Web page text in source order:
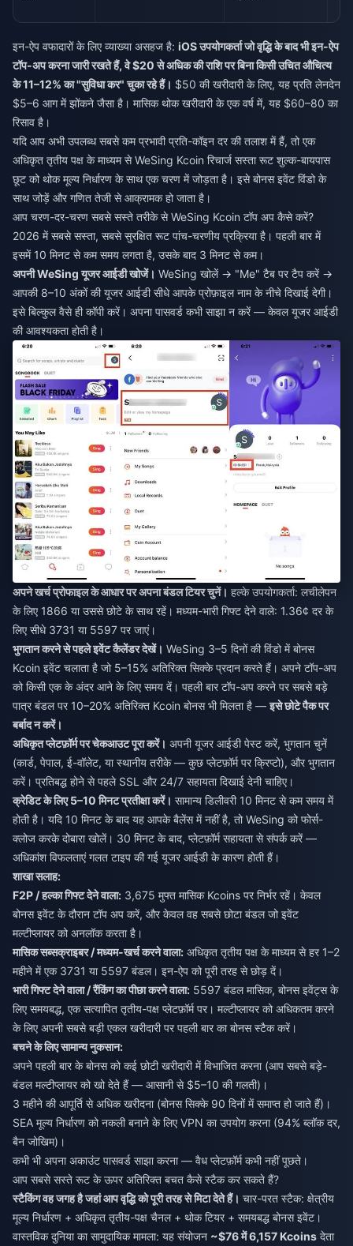
इन-ऐप वफादारों के लिए व्याख्या असहज है: iOS उपयोगकर्ता जो वृद्धि के बाद भी इन-ऐप
टॉप-अप करना जारी रखते हैं, वे $20 से अधिक की राशि पर बिना किसी उचित औचित्य
के 11–12% का "सुविधा कर" चुका रहे हैं। $50 की खरीदारी के लिए, यह प्रति लेनदेन
$5–6 आग में झोंकने जैसा है। मासिक थोक खरीदारी के एक वर्ष में, यह $60–80 का
रिसाव है।
यदि आप अभी उपलब्ध सबसे कम प्रभावी प्रति-कॉइन दर की तलाश में हैं, तो एक
अधिकृत तृतीय पक्ष के माध्यम सेWeSing Kcoin रिचार्ज सस्तारूट शुल्क-बायपास
छूट को थोक मूल्य निर्धारण के साथ एक चरण में जोड़ता है। इसे बोनस इवेंट विंडो के
साथ जोड़ें और गणित तेजी से आक्रामक हो जाता है।
आप चरण-दर-चरण सबसे सस्ते तरीके से WeSing Kcoin टॉप अप कैसे करें?
2026 में सबसे सस्ता, सबसे सुरक्षित रूट पांच-चरणीय प्रक्रिया है। पहली बार में
इसमें 10 मिनट से कम समय लगता है, उसके बाद 3 मिनट से कम।
अपनी WeSing यूजर आईडी खोजें। WeSing खोलें → "Me" टैब पर टैप करें →
आपकी 8–10 अंकों की यूजर आईडी सीधे आपके प्रोफ़ाइल नाम के नीचे दिखाई देगी।
इसे बिल्कुल वैसे ही कॉपी करें। अपना पासवर्ड कभी साझा न करें — केवल यूजर आईडी
की आवश्यकता होती है।
अपने खर्च प्रोफाइल के आधार पर अपना बंडल टियर चुनें। हल्के उपयोगकर्ता: लचीलेपन
के लिए 1866 या उससे छोटे के साथ रहें। मध्यम-भारी गिफ्ट देने वाले: 1.36¢ दर के
लिए सीधे 3731 या 5597 पर जाएं।
भुगतान करने से पहले इवेंट कैलेंडर देखें। WeSing 3–5 दिनों की विंडो में बोनस
Kcoin इवेंट चलाता है जो 5–15% अतिरिक्त सिक्के प्रदान करते हैं। अपने टॉप-अप
को किसी एक के अंदर आने के लिए समय दें। पहली बार टॉप-अप करने पर सबसे बड़े
पात्र बंडल पर 10–20% अतिरिक्त Kcoin बोनस भी मिलता है —इसे छोटे पैक पर
बर्बाद न करें।
अधिकृत प्लेटफ़ॉर्म पर चेकआउट पूरा करें। अपनी यूजर आईडी पेस्ट करें, भुगतान चुनें
(कार्ड, पेपाल, ई-वॉलेट, या स्थानीय तरीके — कुछ प्लेटफ़ॉर्म पर क्रिप्टो), और भुगतान
करें। प्रतिबद्ध होने से पहले SSL और 24/7 सहायता दिखाई देनी चाहिए।
क्रेडिट के लिए 5–10 मिनट प्रतीक्षा करें। सामान्य डिलीवरी 10 मिनट से कम समय में
होती है। यदि 10 मिनट के बाद यह आपके बैलेंस में नहीं है, तो WeSing को फोर्स-
क्लोज करके दोबारा खोलें। 30 मिनट के बाद, प्लेटफ़ॉर्म सहायता से संपर्क करें —
अधिकांश विफलताएं गलत टाइप की गई यूजर आईडी के कारण होती हैं।
शाखा सलाह:
F2P / हल्का गिफ्ट देने वाला: 3,675 मुफ्त मासिक Kcoins पर निर्भर रहें। केवल
बोनस इवेंट के दौरान टॉप अप करें, और केवल वह सबसे छोटा बंडल जो इवेंट
मल्टीप्लायर को अनलॉक करता है।
मासिक सब्सक्राइबर / मध्यम-खर्च करने वाला: अधिकृत तृतीय पक्ष के माध्यम से हर 1–2
महीने में एक 3731 या 5597 बंडल। इन-ऐप को पूरी तरह से छोड़ दें।
भारी गिफ्ट देने वाला / रैंकिंग का पीछा करने वाला: 5597 बंडल मासिक, बोनस इवेंट्स के
लिए समयबद्ध, एक सत्यापित तृतीय-पक्ष प्लेटफ़ॉर्म पर। मल्टीप्लायर को अधिकतम करने
के लिए अपनी सबसे बड़ी एकल खरीदारी पर पहली बार का बोनस स्टैक करें।
बचने के लिए सामान्य नुकसान:
अपने पहली बार के बोनस को कई छोटी खरीदारी में विभाजित करना (आप सबसे बड़े-
बंडल मल्टीप्लायर को खो देते हैं — आसानी से $5–10 की गलती)।
3 महीने की आपूर्ति से अधिक खरीदना (बोनस सिक्के 90 दिनों में समाप्त हो जाते हैं)।
SEA मूल्य निर्धारण को नकली बनाने के लिए VPN का उपयोग करना (94% ब्लॉक दर,
बैन जोखिम)।
कभी भी अपना अकाउंट पासवर्ड साझा करना — वैध प्लेटफ़ॉर्म कभी नहीं पूछते।
आप सबसे सस्ते रूट के ऊपर अतिरिक्त बचत कैसे स्टैक कर सकते हैं?
स्टैकिंग वह जगह है जहां आप वृद्धि को पूरी तरह से मिटा देते हैं। चार-परत स्टैक: क्षेत्रीय
मूल्य निर्धारण + अधिकृत तृतीय-पक्ष चैनल + थोक टियर + समयबद्ध बोनस इवेंट।
वास्तविक दुनिया का सामुदायिक मामला: यह संयोजन ~$76 में 6,157 Kcoins देता